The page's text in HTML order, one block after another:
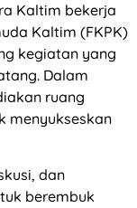
Kaltim bekerja
Kaltim (FKPK)
kegiatan yang
Dalam
ruang
menyukseskan
dan
berembuk